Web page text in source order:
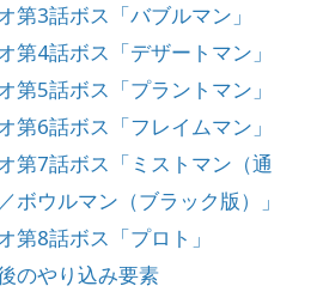
第3話ボス「バブルマン」
第4話ボス「デザートマン」
第5話ボス「プラントマン」
第6話ボス「フレイムマン」
第7話ボス「ミストマン（通
ボウルマン（ブラック版）」
第8話ボス「プロト」
のやり込み要素